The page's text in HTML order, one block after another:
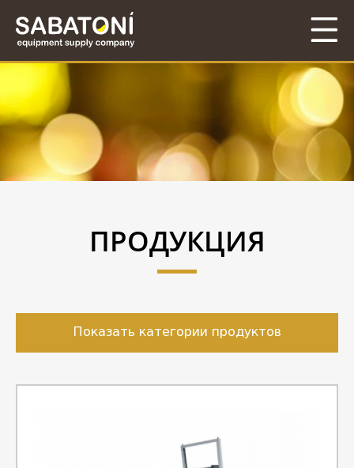
ПРОДУКЦИЯ
Показать категории продуктов